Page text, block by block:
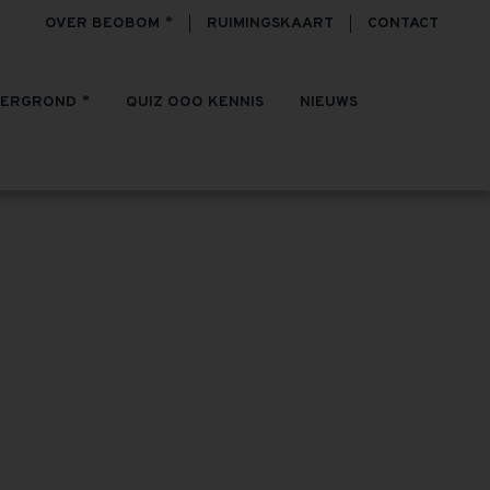
OVER BEOBOM RUIMINGSKAART CONTACT
QUIZ OOO KENNIS NIEUWS